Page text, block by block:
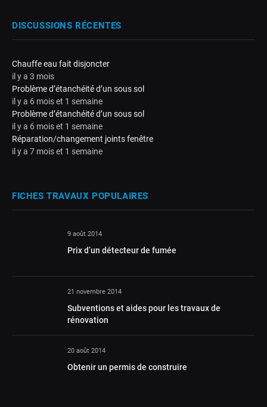
DISCUSSIONS RÉCENTES
Chauffe eau fait disjoncter
il y a 3 mois
Problème d’étanchéité d’un sous sol
il y a 6 mois et 1 semaine
Problème d’étanchéité d’un sous sol
il y a 6 mois et 1 semaine
Réparation/changement joints fenêtre
il y a 7 mois et 1 semaine
FICHES TRAVAUX POPULAIRES
9 août 2014
Prix d’un détecteur de fumée
21 novembre 2014
Subventions et aides pour les travaux de
rénovation
20 août 2014
Obtenir un permis de construire